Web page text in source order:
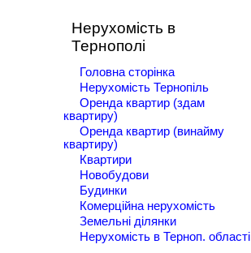
Нерухомість в
Тернополі
Головна сторінка
Нерухомість Тернопіль
Оренда квартир (здам
квартиру)
Оренда квартир (винайму
квартиру)
Квартири
Новобудови
Будинки
Комерційна нерухомість
Земельні ділянки
Нерухомість в Терноп. області